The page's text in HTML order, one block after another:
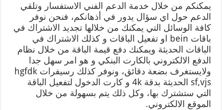
يمكنكم من خلال خدمة الدعم الفني الاستفسار وتلقي
الدعم حول اي سؤال يدور في أذهانكم، فنحن نوفر
كافة الوسائل التي يمكنك من خلالها تجديد الاشتراك في
باقات bein او تفعيل الباقات و كذلك الاشتراك في
الباقات الحديثة ويمكنك دفع قيمة الباقة من خلال نظام
الدفع الالكتروني بالكارت البنكي و هو امر سهل جدا
ولايستغرف بضعة دقائق، ونوفر كذلك رسيفرات hgfdk
sf,vjs الحديثة بدقة 4k و كارت الدخول لتفعيل الباقة
التي ستشترك بها، وكل ذلك يتم بسهولة من خلال
الموقع الالكتروني.